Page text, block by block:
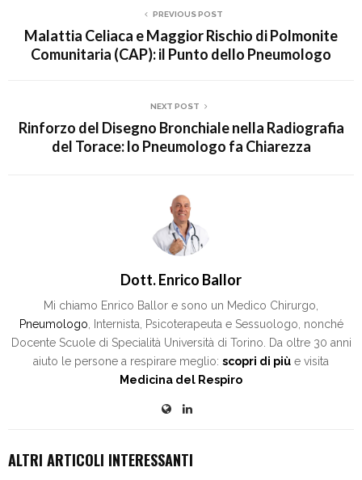
PREVIOUS POST
Malattia Celiaca e Maggior Rischio di Polmonite
Comunitaria (CAP): il Punto dello Pneumologo
NEXT POST
Rinforzo del Disegno Bronchiale nella Radiografia
del Torace: lo Pneumologo fa Chiarezza
Dott. Enrico Ballor
Mi chiamo Enrico Ballor e sono un Medico Chirurgo,
Pneumologo , Internista, Psicoterapeuta e Sessuologo, nonché
Docente Scuole di Specialità Università di Torino. Da oltre 30 anni
aiuto le persone a respirare meglio: scopri di più e visita
Medicina del Respiro
ALTRI ARTICOLI INTERESSANTI